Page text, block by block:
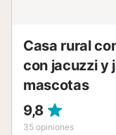
Casa rural
con jacuzzi y
mascotas
9,8
35 opiniones